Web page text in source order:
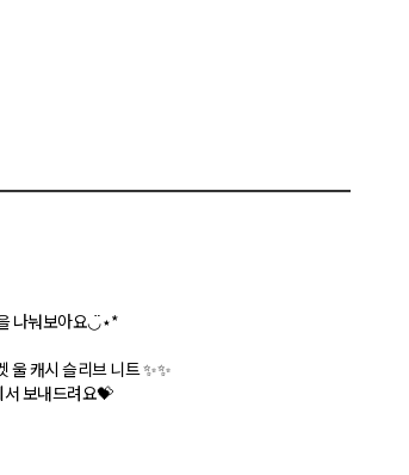
나눠보아요◡̈⋆*
울 캐시 슬리브 니트 ✨✨
보내드려요💝